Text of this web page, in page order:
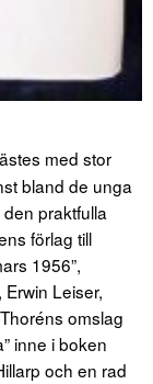
med stor
bland de unga
praktfulla
förlag till
1956”,
Leiser,
omslag
inne i boken
och en rad